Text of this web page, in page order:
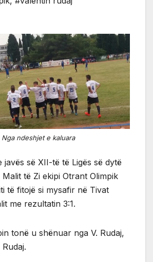
Nga ndeshjet e kaluara
javës së XII-të të Ligës së dytë
të Zi ekipi Otrant Olimpik
të fitojë si mysafir në Tivat
me rezultatin 3:1.
tonë u shënuar nga V. Rudaj,